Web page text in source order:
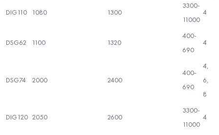
DIG110 1080 1300
3300-
11000
4
DSG62 1100 1320
400-
690
4
DSG74 2000 2400
400-
690
4,
6,
8
DIG120 2050 2600
3300-
11000
4